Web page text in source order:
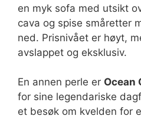
en myk sofa med utsikt
cava og spise småretter
ned. Prisnivået er høyt,
avslappet og eksklusiv.
En annen perle er Ocean
for sine legendariske
et besøk om kvelden for